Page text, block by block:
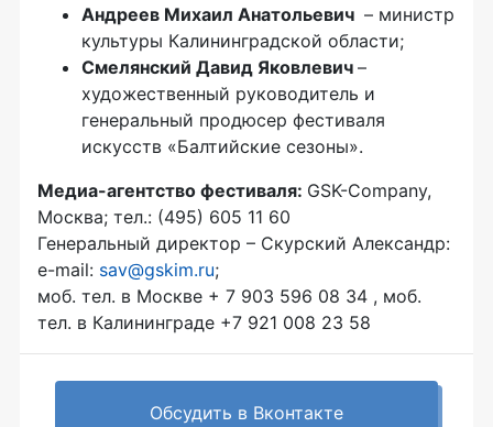
Андреев Михаил Анатольевич – министр
культуры Калининградской области;
Смелянский Давид Яковлевич –
художественный руководитель и
генеральный продюсер фестиваля
искусств «Балтийские сезоны».
Медиа-агентство фестиваля: GSK-Company,
Москва; тел.: (495) 605 11 60
Генеральный директор – Скурский Александр:
e-mail: sav@gskim.ru;
моб. тел. в Москве + 7 903 596 08 34 , моб.
тел. в Калининграде +7 921 008 23 58
Обсудить в Вконтакте